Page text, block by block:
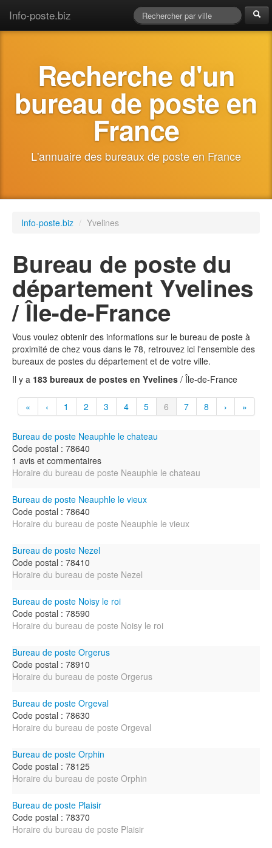
Info-poste.biz
Recherche d'un
bureau de poste en
France
L'annuaire des bureaux de poste en France
Info-poste.biz / Yvelines
Bureau de poste du
département Yvelines
/ Île-de-France
Vous voulez obtenir des informations sur le bureau de poste à
proximité de chez vous dans le 78, retrouvez ici l'ensemble des
bureaux de postes du département et de votre ville.
Il y a 183 bureaux de postes en Yvelines / Île-de-France
« ‹ 1 2 3 4 5 6 7 8 › »
Bureau de poste Neauphle le chateau
Code postal : 78640
1 avis et commentaires
Horaire du bureau de poste Neauphle le chateau
Bureau de poste Neauphle le vieux
Code postal : 78640
Horaire du bureau de poste Neauphle le vieux
Bureau de poste Nezel
Code postal : 78410
Horaire du bureau de poste Nezel
Bureau de poste Noisy le roi
Code postal : 78590
Horaire du bureau de poste Noisy le roi
Bureau de poste Orgerus
Code postal : 78910
Horaire du bureau de poste Orgerus
Bureau de poste Orgeval
Code postal : 78630
Horaire du bureau de poste Orgeval
Bureau de poste Orphin
Code postal : 78125
Horaire du bureau de poste Orphin
Bureau de poste Plaisir
Code postal : 78370
Horaire du bureau de poste Plaisir